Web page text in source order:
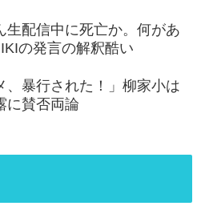
生配信中に死亡か。何があ
の発言の解釈酷い
、暴行された！」柳家小は
に賛否両論